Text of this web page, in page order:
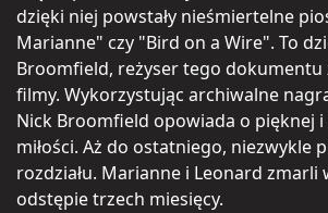
dzięki niej powstały nieśmiertelne
Marianne" czy "Bird on a Wire". To
Broomfield, reżyser tego dokumentu
filmy. Wykorzystując archiwalne
Nick Broomfield opowiada o pięknej
miłości. Aż do ostatniego, niezwykle
rozdziału. Marianne i Leonard zmarli
odstępie trzech miesięcy.